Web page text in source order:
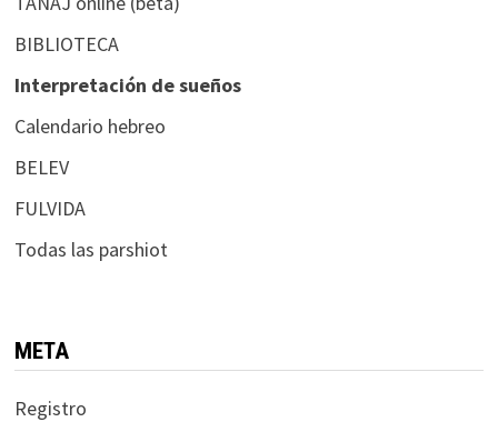
BIBLIOTECA
Interpretación de sueños
Calendario hebreo
BELEV
FULVIDA
Todas las parshiot
META
Registro